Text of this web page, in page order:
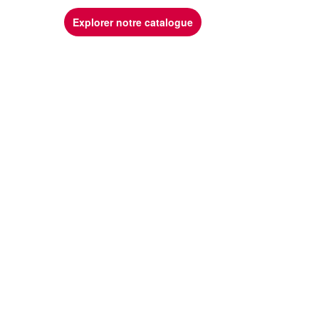
Explorer notre catalogue